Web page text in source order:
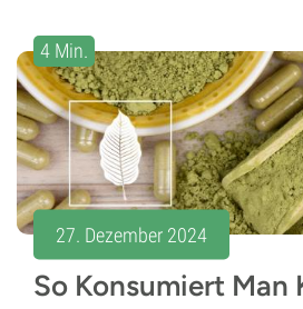
4 Min.
27. Dezember 2024
So Konsumiert Man